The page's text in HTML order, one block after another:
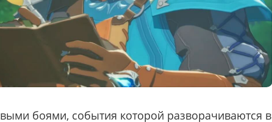
боями, события которой разворачиваются в